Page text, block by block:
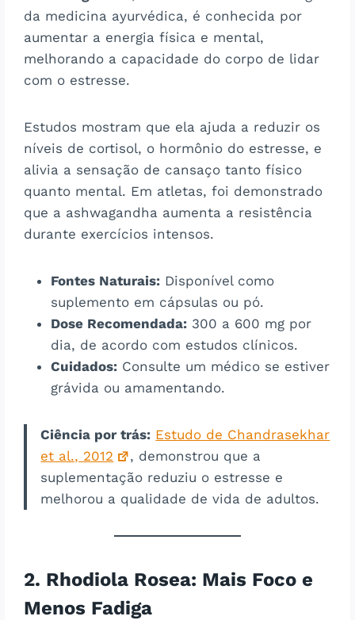
da medicina ayurvédica, é conhecida por
aumentar a energia física e mental,
melhorando a capacidade do corpo de lidar
com o estresse.
Estudos mostram que ela ajuda a reduzir os
níveis de cortisol, o hormônio do estresse, e
alivia a sensação de cansaço tanto físico
quanto mental. Em atletas, foi demonstrado
que a ashwagandha aumenta a resistência
durante exercícios intensos​​.
Fontes Naturais: Disponível como
suplemento em cápsulas ou pó.
Dose Recomendada: 300 a 600 mg por
dia, de acordo com estudos clínicos.
Cuidados: Consulte um médico se estiver
grávida ou amamentando.
Ciência por trás: Estudo de Chandrasekhar
et al., 2012
, demonstrou que a
suplementação reduziu o estresse e
melhorou a qualidade de vida de adultos.
2. Rhodiola Rosea: Mais Foco e
Menos Fadiga